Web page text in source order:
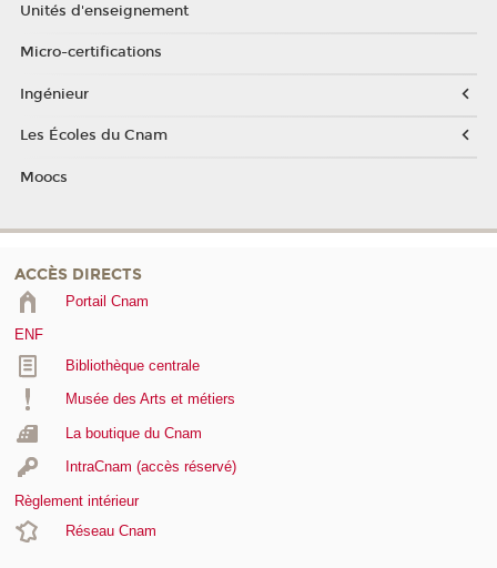
Unités d'enseignement
Micro-certifications
Ingénieur
Les Écoles du Cnam
Moocs
ACCÈS DIRECTS
Portail Cnam
ENF
Bibliothèque centrale
Musée des Arts et métiers
La boutique du Cnam
IntraCnam (accès réservé)
Règlement intérieur
Réseau Cnam